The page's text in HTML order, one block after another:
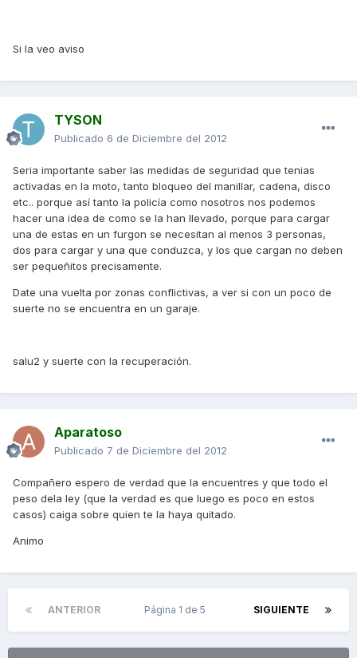
Si la veo aviso
TYSON
Publicado 6 de Diciembre del 2012
Seria importante saber las medidas de seguridad que tenias
activadas en la moto, tanto bloqueo del manillar, cadena, disco
etc.. porque así tanto la policía como nosotros nos podemos
hacer una idea de como se la han llevado, porque para cargar
una de estas en un furgon se necesitan al menos 3 personas,
dos para cargar y una que conduzca, y los que cargan no deben
ser pequeñitos precisamente.
Date una vuelta por zonas conflictivas, a ver si con un poco de
suerte no se encuentra en un garaje.
salu2 y suerte con la recuperación.
Aparatoso
Publicado 7 de Diciembre del 2012
Compañero espero de verdad que la encuentres y que todo el
peso dela ley (que la verdad es que luego es poco en estos
casos) caiga sobre quien te la haya quitado.
Animo
ANTERIOR SIGUIENTE
Página 1 de 5